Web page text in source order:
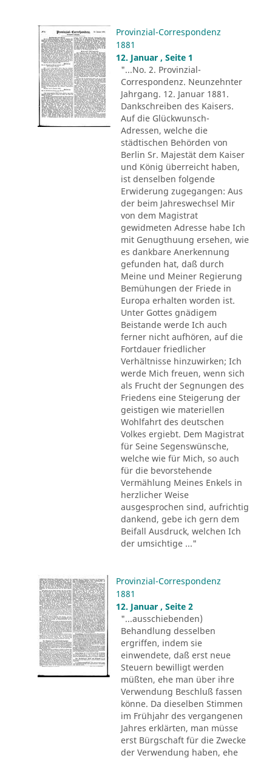
Provinzial-Correspondenz
1881
12. Januar , Seite 1
"...No. 2. Provinzial-
Correspondenz. Neunzehnter
Jahrgang. 12. Januar 1881.
Dankschreiben des Kaisers.
Auf die Glückwunsch-
Adressen, welche die
städtischen Behörden von
Berlin Sr. Majestät dem Kaiser
und König überreicht haben,
ist denselben folgende
Erwiderung zugegangen: Aus
der beim Jahreswechsel Mir
von dem Magistrat
gewidmeten Adresse habe Ich
mit Genugthuung ersehen, wie
es dankbare Anerkennung
gefunden hat, daß durch
Meine und Meiner Regierung
Bemühungen der Friede in
Europa erhalten worden ist.
Unter Gottes gnädigem
Beistande werde Ich auch
ferner nicht aufhören, auf die
Fortdauer friedlicher
Verhältnisse hinzuwirken; Ich
werde Mich freuen, wenn sich
als Frucht der Segnungen des
Friedens eine Steigerung der
geistigen wie materiellen
Wohlfahrt des deutschen
Volkes ergiebt. Dem Magistrat
für Seine Segenswünsche,
welche wie für Mich, so auch
für die bevorstehende
Vermählung Meines Enkels in
herzlicher Weise
ausgesprochen sind, aufrichtig
dankend, gebe ich gern dem
Beifall Ausdruck, welchen Ich
der umsichtige ..."
Provinzial-Correspondenz
1881
12. Januar , Seite 2
"...ausschiebenden)
Behandlung desselben
ergriffen, indem sie
einwendete, daß erst neue
Steuern bewilligt werden
müßten, ehe man über ihre
Verwendung Beschluß fassen
könne. Da dieselben Stimmen
im Frühjahr des vergangenen
Jahres erklärten, man müsse
erst Bürgschaft für die Zwecke
der Verwendung haben, ehe